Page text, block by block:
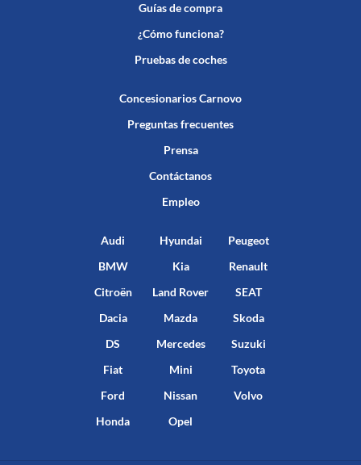
Guías de compra
¿Cómo funciona?
Pruebas de coches
Concesionarios Carnovo
Preguntas frecuentes
Prensa
Contáctanos
Empleo
Audi
BMW
Citroën
Dacia
DS
Fiat
Ford
Honda
Hyundai
Kia
Land Rover
Mazda
Mercedes
Mini
Nissan
Opel
Peugeot
Renault
SEAT
Skoda
Suzuki
Toyota
Volvo